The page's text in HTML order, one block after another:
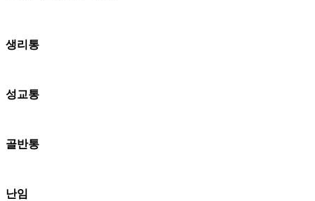
생리통
성교통
골반통
난임